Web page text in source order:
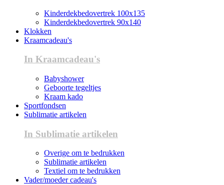
Kinderdekbedovertrek 100x135
Kinderdekbedovertrek 90x140
Klokken
Kraamcadeau's
In Kraamcadeau's
Babyshower
Geboorte tegeltjes
Kraam kado
Sportfondsen
Sublimatie artikelen
In Sublimatie artikelen
Overige om te bedrukken
Sublimatie artikelen
Textiel om te bedrukken
Vader/moeder cadeau's